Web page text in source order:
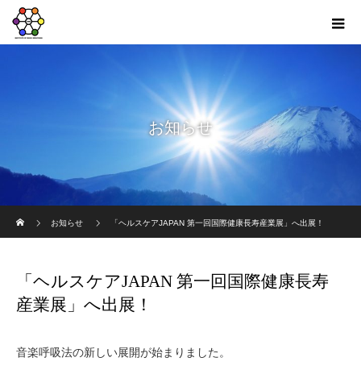
お知らせ
お知らせ
「ヘルスケアJAPAN 第一回国際健康長寿産業展」へ出展！
「ヘルスケアJAPAN 第一回国際健康長寿
産業展」へ出展！
音楽呼吸法の新しい展開が始まりました。